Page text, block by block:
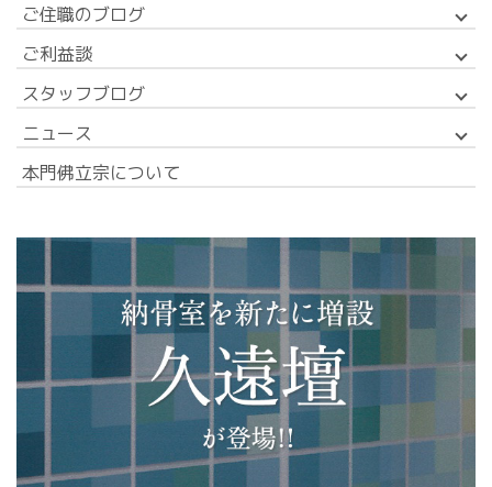
ご住職のブログ
ご利益談
スタッフブログ
ニュース
本門佛立宗について